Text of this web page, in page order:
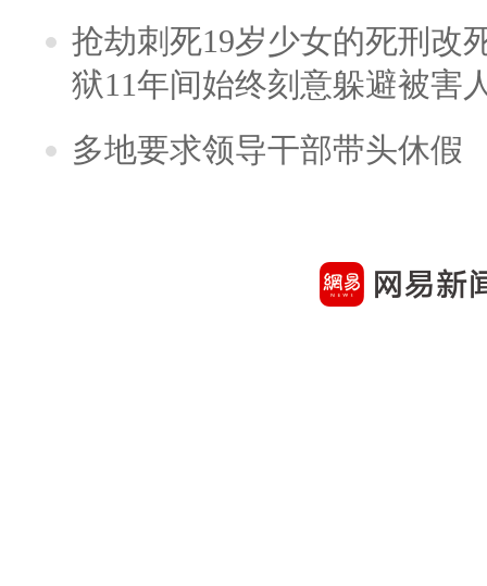
抢劫刺死19岁少女的死刑改
狱11年间始终刻意躲避被害
多地要求领导干部带头休假